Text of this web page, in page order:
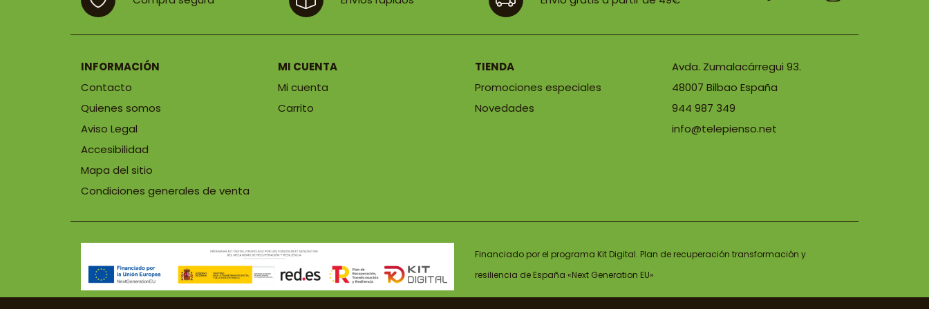
INFORMACIÓN
Contacto
Quienes somos
Aviso Legal
Accesibilidad
Mapa del sitio
Condiciones generales de venta
MI CUENTA
Mi cuenta
Carrito
TIENDA
Promociones especiales
Novedades
Avda. Zumalacárregui 93.
48007 Bilbao España
944 987 349
info@telepienso.net
Financiado por el programa Kit Digital. Plan de recuperación transformación y
resiliencia de España «Next Generation EU»